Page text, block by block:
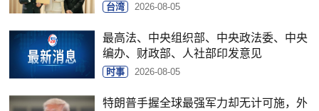
台湾 2026-08-05
最高法、中央组织部、中央政法委、中央
编办、财政部、人社部印发意见
时事 2026-08-05
特朗普手握全球最强军力却无计可施，外